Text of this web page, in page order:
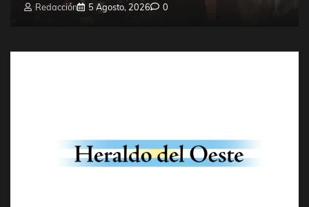
Redacción 5 Agosto, 2026 0